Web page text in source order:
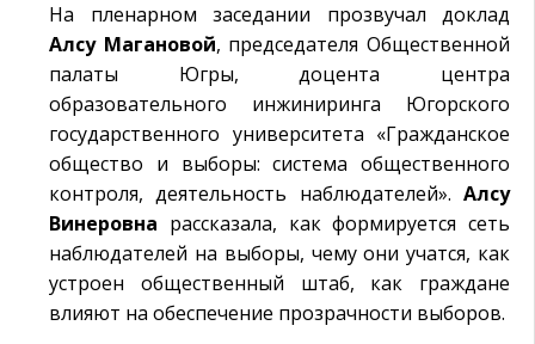
На пленарном заседании прозвучал доклад
Алсу Магановой, председателя Общественной
палаты Югры, доцента центра
образовательного инжиниринга Югорского
государственного университета «Гражданское
общество и выборы: система общественного
контроля, деятельность наблюдателей». Алсу
Винеровна рассказала, как формируется сеть
наблюдателей на выборы, чему они учатся, как
устроен общественный штаб, как граждане
влияют на обеспечение прозрачности выборов.